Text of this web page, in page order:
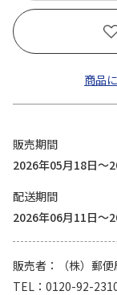
商品
販売期間
2026年05月18日～
配送期間
2026年06月11日～
販売者
（株）郵
TEL
0120-92-